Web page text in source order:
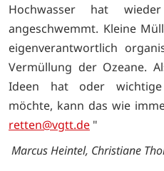
Hochwasser hat
angeschwemmt. Kleine
eigenverantwortlich
Vermüllung der Ozeane.
Ideen hat oder
möchte, kann das wie
retten@vgtt.de "
Marcus Heintel, Christiane